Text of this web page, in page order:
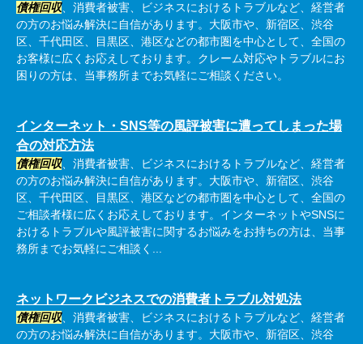
債権回収、消費者被害、ビジネスにおけるトラブルなど、経営者
の方のお悩み解決に自信があります。大阪市や、新宿区、渋谷
区、千代田区、目黒区、港区などの都市圏を中心として、全国の
お客様に広くお応えしております。クレーム対応やトラブルにお
困りの方は、当事務所までお気軽にご相談ください。
インターネット・SNS等の風評被害に遭ってしまった場
合の対応方法
債権回収、消費者被害、ビジネスにおけるトラブルなど、経営者
の方のお悩み解決に自信があります。大阪市や、新宿区、渋谷
区、千代田区、目黒区、港区などの都市圏を中心として、全国の
ご相談者様に広くお応えしております。インターネットやSNSに
おけるトラブルや風評被害に関するお悩みをお持ちの方は、当事
務所までお気軽にご相談く...
ネットワークビジネスでの消費者トラブル対処法
債権回収、消費者被害、ビジネスにおけるトラブルなど、経営者
の方のお悩み解決に自信があります。大阪市や、新宿区、渋谷